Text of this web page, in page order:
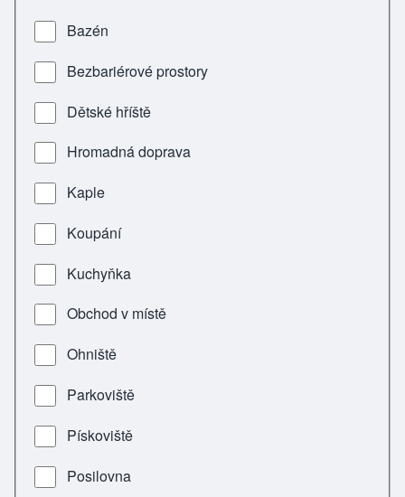
Bazén
Bezbariérové prostory
Dětské hříště
Hromadná doprava
Kaple
Koupání
Kuchyňka
Obchod v místě
Ohniště
Parkoviště
Pískoviště
Posilovna